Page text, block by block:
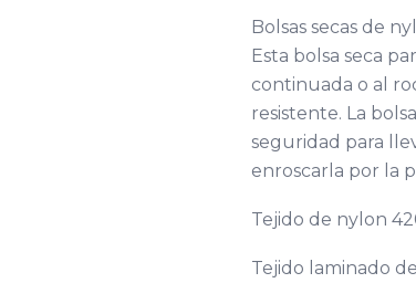
Bolsas secas de
Esta bolsa seca
continuada o al
resistente. La
seguridad para
enroscarla por la
Tejido de nylon
Tejido laminado